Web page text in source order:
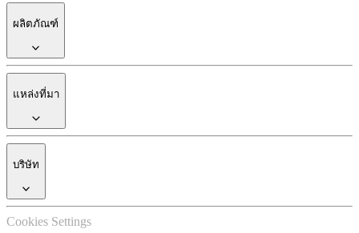
ผลิตภัณฑ์
แหล่งที่มา
บริษัท
Cookies Settings